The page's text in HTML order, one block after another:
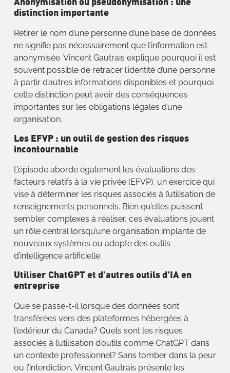
Anonymisation ou pseudonymisation : une
distinction importante
Retirer le nom d’une personne d’une base de données
ne signifie pas nécessairement que l’information est
anonymisée. Vincent Gautrais explique pourquoi il est
souvent possible de retracer l’identité d’une personne
à partir d’autres informations disponibles et pourquoi
cette distinction peut avoir des conséquences
importantes sur les obligations légales d’une
organisation.
Les EFVP : un outil de gestion des risques
incontournable
L’épisode aborde également les évaluations des
facteurs relatifs à la vie privée (EFVP), un exercice qui
vise à déterminer les risques associés à l’utilisation de
renseignements personnels. Bien qu’elles puissent
sembler complexes à réaliser, ces évaluations jouent
un rôle central lorsqu’une organisation implante de
nouveaux systèmes ou adopte des outils
d’intelligence artificielle.
Utiliser ChatGPT et d’autres outils d’IA en
entreprise
Que se passe-t-il lorsque des données sont
transférées vers des plateformes hébergées à
l’extérieur du Canada? Quels sont les risques
associés à l’utilisation d’outils comme ChatGPT dans
un contexte professionnel? Sans tomber dans la peur
ou l’interdiction, Vincent Gautrais présente les